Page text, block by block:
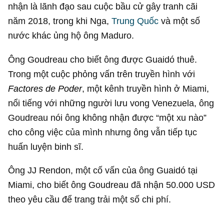
nhận là lãnh đạo sau cuộc bầu cử gây tranh cãi
năm 2018, trong khi Nga,Trung Quốc và một số
nước khác ủng hộ ông Maduro.
Ông Goudreau cho biết ông được Guaidó thuê.
Trong một cuộc phỏng vấn trên truyền hình với
Factores de Poder, một kênh truyền hình ở Miami,
nổi tiếng với những người lưu vong Venezuela, ông
Goudreau nói ông không nhận được “một xu nào”
cho công việc của mình nhưng ông vẫn tiếp tục
huấn luyện binh sĩ.
Ông JJ Rendon, một cố vấn của ông Guaidó tại
Miami, cho biết ông Goudreau đã nhận50.000 USD
theo yêu cầu để trang trải một số chi phí.